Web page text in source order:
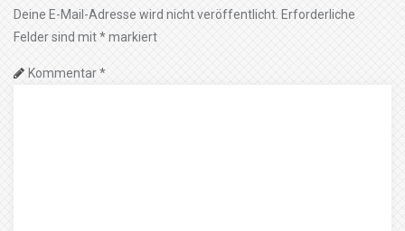
Deine E-Mail-Adresse wird nicht veröffentlicht. Erforderliche
Felder sind mit*markiert
Kommentar*